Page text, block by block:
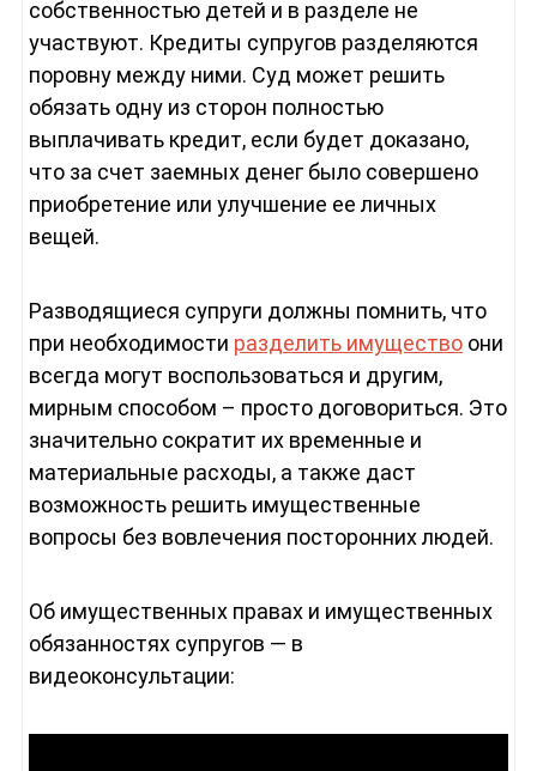
собственностью детей и в разделе не
участвуют. Кредиты супругов разделяются
поровну между ними. Суд может решить
обязать одну из сторон полностью
выплачивать кредит, если будет доказано,
что за счет заемных денег было совершено
приобретение или улучшение ее личных
вещей.
Разводящиеся супруги должны помнить, что
при необходимости разделить имуществоони
всегда могут воспользоваться и другим,
мирным способом – просто договориться. Это
значительно сократит их временные и
материальные расходы, а также даст
возможность решить имущественные
вопросы без вовлечения посторонних людей.
Об имущественных правах и имущественных
обязанностях супругов — в
видеоконсультации: